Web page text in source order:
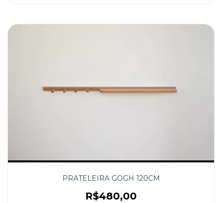
PRATELEIRA GOGH 120CM
R$480,00